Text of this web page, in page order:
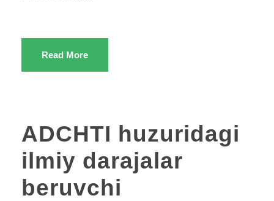
Read More
ADCHTI huzuridagi
ilmiy darajalar
beruvchi